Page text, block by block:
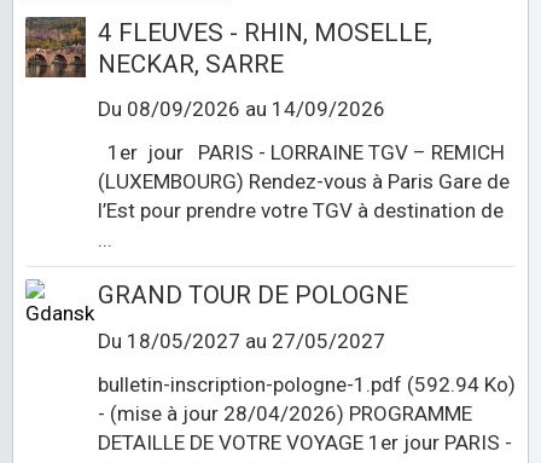
4 FLEUVES - RHIN, MOSELLE,
NECKAR, SARRE
Du 08/09/2026 au 14/09/2026
1er jour PARIS - LORRAINE TGV – REMICH
(LUXEMBOURG) Rendez-vous à Paris Gare de
l’Est pour prendre votre TGV à destination de
...
GRAND TOUR DE POLOGNE
Du 18/05/2027 au 27/05/2027
bulletin-inscription-pologne-1.pdf (592.94 Ko)
- (mise à jour 28/04/2026) PROGRAMME
DETAILLE DE VOTRE VOYAGE 1er jour PARIS -